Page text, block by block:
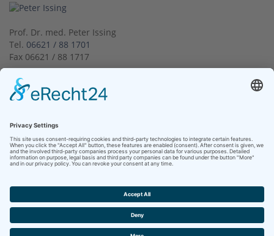
Prof. Dr. med. Peter Issing
Tel. 06621 / 88 1701
Fax 06621 / 88 1717
Visitenkarte & Kontakt
Kontakt
Klinikum Bad Hersfeld GmbH
Seilerweg 29
36251 Bad Hersfeld
Telefax +49 (6621) 88-1033
Kontakt